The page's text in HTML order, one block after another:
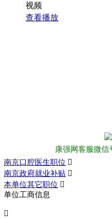
视频
查看播放
康强网客服微信
南京口腔医生职位 
南京政府就业补贴 
本单位其它职位 
单位工商信息
